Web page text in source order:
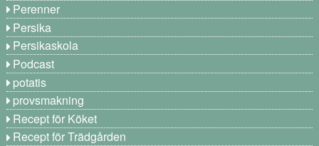
Perenner
Persika
Persikaskola
Podcast
potatis
provsmakning
Recept för Köket
Recept för Trädgården